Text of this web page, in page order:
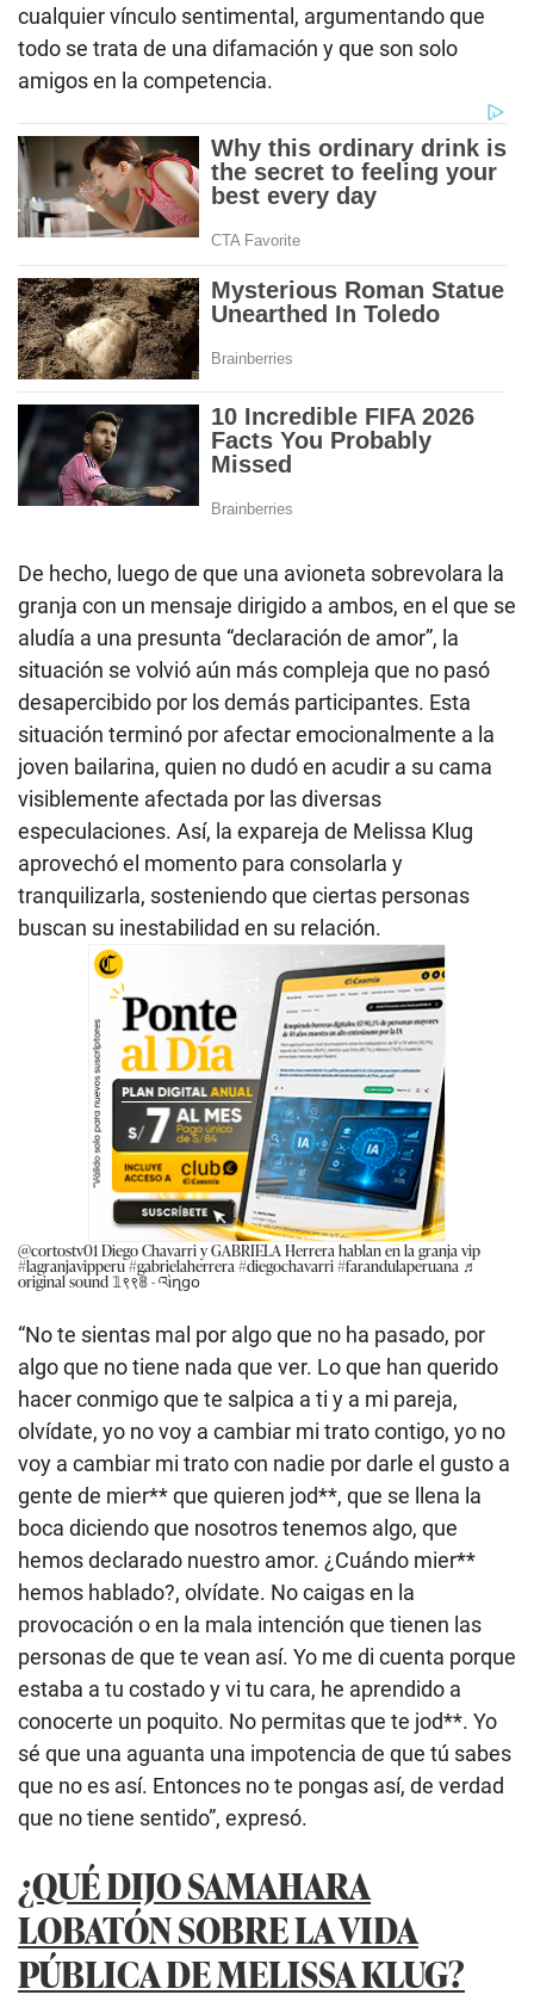
cualquier vínculo sentimental, argumentando que
todo se trata de una difamación y que son solo
amigos en la competencia.
De hecho, luego de que una avioneta sobrevolara la
granja con un mensaje dirigido a ambos, en el que se
aludía a una presunta “declaración de amor”, la
situación se volvió aún más compleja que no pasó
desapercibido por los demás participantes. Esta
situación terminó por afectar emocionalmente a la
joven bailarina, quien no dudó en acudir a su cama
visiblemente afectada por las diversas
especulaciones. Así, la expareja de Melissa Klug
aprovechó el momento para consolarla y
tranquilizarla, sosteniendo que ciertas personas
buscan su inestabilidad en su relación.
@cortostv01Diego Chavarri y GABRIELA Herrera hablan en la granja vip
#lagranjavipperu#gabrielaherrera#diegochavarri#farandulaperuana ♬
original sound 𝟙९९𝟠 - འìղցօ
“No te sientas mal por algo que no ha pasado, por
algo que no tiene nada que ver. Lo que han querido
hacer conmigo que te salpica a ti y a mi pareja,
olvídate, yo no voy a cambiar mi trato contigo, yo no
voy a cambiar mi trato con nadie por darle el gusto a
gente de mier** que quieren jod**, que se llena la
boca diciendo que nosotros tenemos algo, que
hemos declarado nuestro amor. ¿Cuándo mier**
hemos hablado?, olvídate. No caigas en la
provocación o en la mala intención que tienen las
personas de que te vean así. Yo me di cuenta porque
estaba a tu costado y vi tu cara, he aprendido a
conocerte un poquito. No permitas que te jod**. Yo
sé que una aguanta una impotencia de que tú sabes
que no es así. Entonces no te pongas así, de verdad
que no tiene sentido”, expresó.
¿QUÉ DIJO SAMAHARA
LOBATÓN SOBRE LA VIDA
PÚBLICA DE MELISSA KLUG?